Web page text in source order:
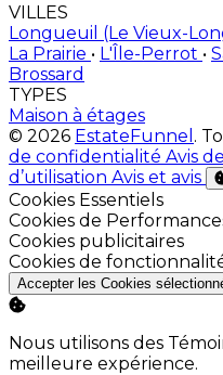
VILLES
Longueuil (Le Vieux-
La Prairie • L'Île-Perrot •
Brossard
TYPES
Maison à étages
© 2026 EstateFunnel .
de confidentialité Avis
d’utilisation Avis et avis
Activer
Cookies Essentiels
Activer
Cookies de
Activer
Cookies publicitaires
Activer
Cookies de
Accepter les Cookies
Nous utilisons des
meilleure expérience.